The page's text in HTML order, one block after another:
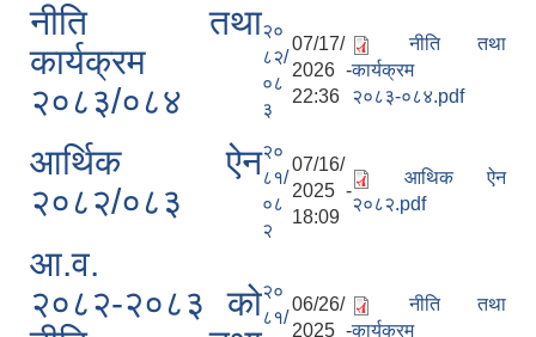
नीति तथा
कार्यक्रम
२०८३/०८४
२०
८२/
०८
३
07/17/
2026 -
22:36
नीति तथा
कार्यक्रम
२०८३-०८४.pdf
आर्थिक ऐन
२०८२/०८३
२०
८१/
०८
२
07/16/
2025 -
18:09
आथिक ऐन
२०८२.pdf
आ.व.
२०८२-२०८३ को२०
८१/
06/26/
2025 -
नीति तथा
कार्यक्रम